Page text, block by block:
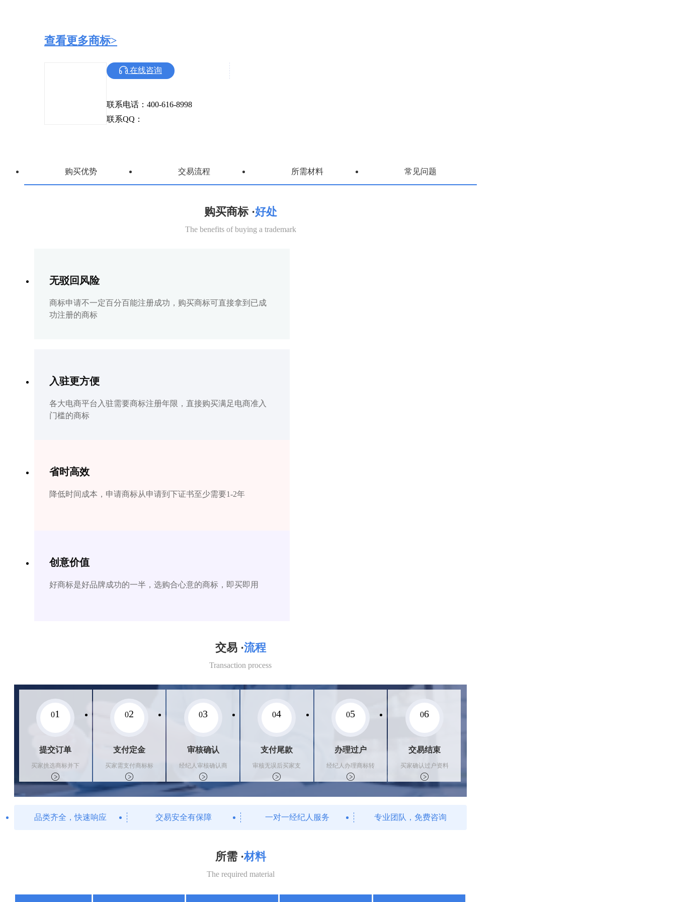
查看更多商标>
在线咨询
联系电话：400-616-8998
联系QQ：
购买优势 交易流程 所需材料 常见问题
购买商标 ·好处
The benefits of buying a trademark
无驳回风险
商标申请不一定百分百能注册成功，购买商标可直接拿到已成
功注册的商标
入驻更方便
各大电商平台入驻需要商标注册年限，直接购买满足电商准入
门槛的商标
省时高效
降低时间成本，申请商标从申请到下证书至少需要1-2年
创意价值
好商标是好品牌成功的一半，选购合心意的商标，即买即用
交易 ·流程
Transaction process
01
提交订单
买家挑选商标并下
单
02
支付定金
买家需支付商标标
价的10%的购买订
金
03
审核确认
经纪人审核确认商
标状态
04
支付尾款
审核无误后买家支
付尾款，卖家办理
相关手续
05
办理过户
经纪人办理商标转
让手续，交付相关
证书
06
交易结束
买家确认过户资料
后，平台解冻资金
支付卖家
品类齐全，快速响应 交易安全有保障 一对一经纪人服务 专业团队，免费咨询
所需 ·材料
The required material